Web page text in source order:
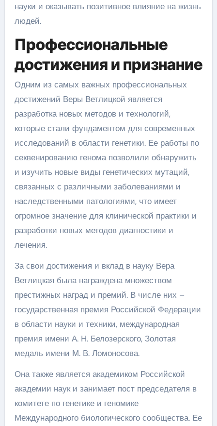
науки и оказывать позитивное влияние на жизнь
людей.
Профессиональные
достижения и признание
Одним из самых важных профессиональных
достижений Веры Ветлицкой является
разработка новых методов и технологий,
которые стали фундаментом для современных
исследований в области генетики. Ее работы по
секвенированию генома позволили обнаружить
и изучить новые виды генетических мутаций,
связанных с различными заболеваниями и
наследственными патологиями, что имеет
огромное значение для клинической практики и
разработки новых методов диагностики и
лечения.
За свои достижения и вклад в науку Вера
Ветлицкая была награждена множеством
престижных наград и премий. В числе них –
государственная премия Российской Федерации
в области науки и техники, международная
премия имени А. Н. Белозерского, Золотая
медаль имени М. В. Ломоносова.
Она также является академиком Российской
академии наук и занимает пост председателя в
комитете по генетике и геномике
Международного биологического сообщества. Ее